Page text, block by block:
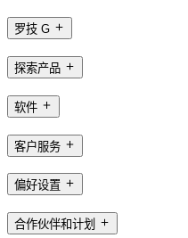
罗技 G
探索产品
软件
客户服务
偏好设置
合作伙伴和计划